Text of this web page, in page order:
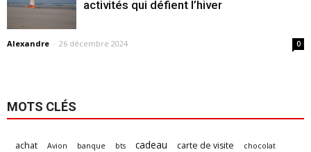
activités qui défient l’hiver
Alexandre - 26 décembre 2024 0
MOTS CLÉS
achat Avion banque bts cadeau carte de visite chocolat